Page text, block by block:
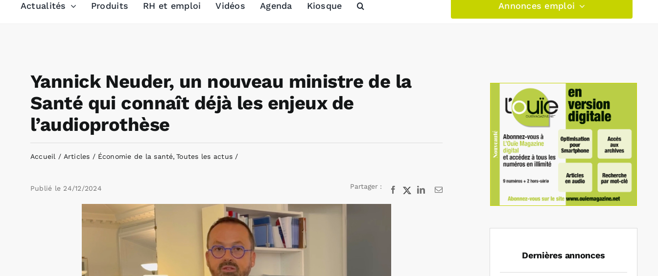
Actualités Produits RH et emploi Vidéos Agenda Kiosque Annonces emploi
Yannick Neuder, un nouveau ministre de la
Santé qui connaît déjà les enjeux de
l’audioprothèse
Accueil Articles Économie de la santé Toutes les actus
Publié le 24/12/2024 Partager : Facebook
X LinkedInEmail
Dernières annonces